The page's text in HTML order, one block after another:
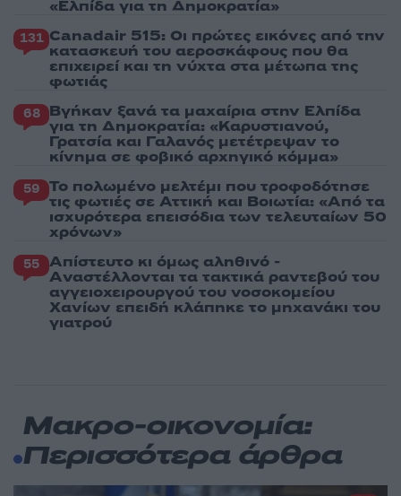
«Ελπίδα για τη Δημοκρατία»
131 Canadair 515: Οι πρώτες εικόνες από την
κατασκευή του αεροσκάφους που θα
επιχειρεί και τη νύχτα στα μέτωπα της
φωτιάς
68 Βγήκαν ξανά τα μαχαίρια στην Ελπίδα
για τη Δημοκρατία: «Καρυστιανού,
Γρατσία και Γαλανός μετέτρεψαν το
κίνημα σε φοβικό αρχηγικό κόμμα»
59 Το πολωμένο μελτέμι που τροφοδότησε
τις φωτιές σε Αττική και Βοιωτία: «Από τα
ισχυρότερα επεισόδια των τελευταίων 50
χρόνων»
55 Απίστευτο κι όμως αληθινό -
Aναστέλλονται τα τακτικά ραντεβού του
αγγειοχειρουργού του νοσοκομείου
Χανίων επειδή κλάπηκε το μηχανάκι του
γιατρού
Μακρο-οικονομία:
Περισσότερα άρθρα